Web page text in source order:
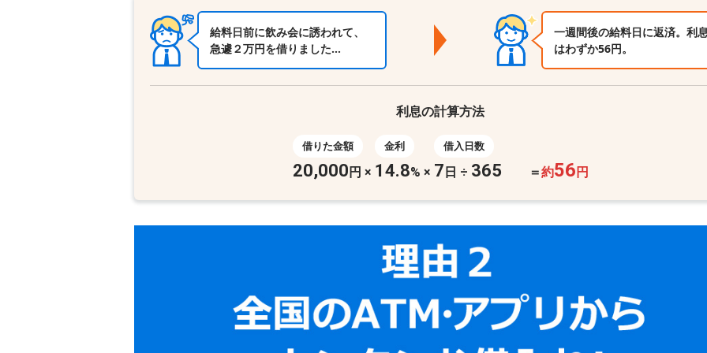
給料日前に飲み会に誘われて、
急遽２万円を借りました…
一週間後の給料日に返済。利
はわずか56円。
利息の計算方法
借りた金額
20,000 円 ×
金利
14.8% ×
借入日数
7 日 ÷ 365 ＝約56 円